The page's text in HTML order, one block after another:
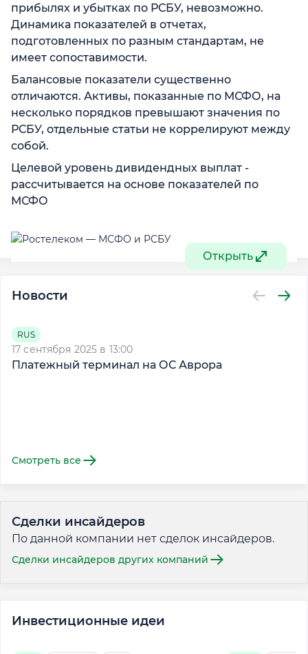
прибылях и убытках по РСБУ, невозможно.
Динамика показателей в отчетах,
подготовленных по разным стандартам, не
имеет сопоставимости.
Балансовые показатели существенно
отличаются. Активы, показанные по МСФО, на
несколько порядков превышают значения по
РСБУ, отдельные статьи не коррелируют между
собой.
Целевой уровень дивидендных выплат -
рассчитывается на основе показателей по
МСФО
Открыть
Новости
RUS
17 сентября 2025 в 13:00
Платежный терминал на ОС Аврора
Смотреть все
Сделки инсайдеров
По данной компании нет сделок инсайдеров.
Сделки инсайдеров других компаний
Инвестиционные идеи